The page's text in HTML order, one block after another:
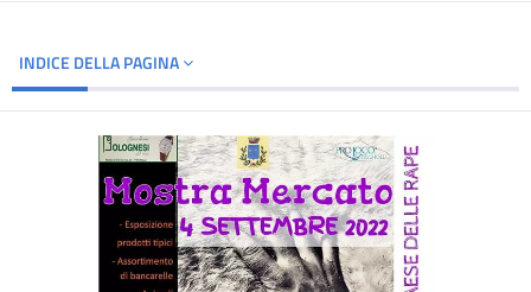
INDICE DELLA PAGINA